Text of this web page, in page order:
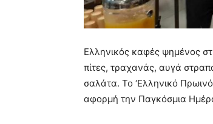
Ελληνικός καφές ψημένος
πίτες, τραχανάς, αυγά
σαλάτα. Το ‘Ελληνικό
αφορμή την Παγκόσμια